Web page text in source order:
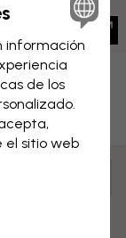
Guardar
información
de los
el sitio web